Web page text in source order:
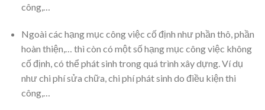
công,…
Ngoài các hạng mục công việc cố định như phần thô, phần
hoàn thiện,… thì còn có một số hạng mục công việc không
cố định, có thể phát sinh trong quá trình xây dựng. Ví dụ
như chi phí sửa chữa, chi phí phát sinh do điều kiện thi
công,…